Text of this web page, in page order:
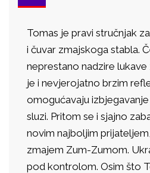
Tomas je pravi stručnjak
i čuvar zmajskoga stabla.
neprestano nadzire
je i nevjerojatno brzim
omogućavaju
sluzi. Pritom se i sjajno
novim najboljim
zmajem Zum-Zumom.
pod kontrolom. Osim što